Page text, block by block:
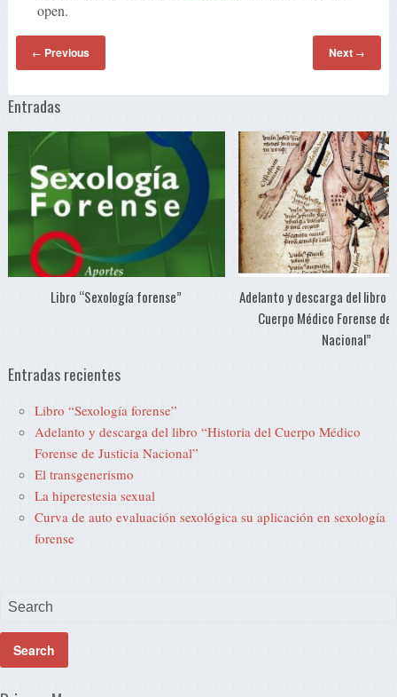
open.
← Previous Next →
Entradas
Libro “Sexología forense”
Adelanto y descarga del libro
Cuerpo Médico Forense
Nacional”
Entradas recientes
Libro “Sexología forense”
Adelanto y descarga del libro “Historia del Cuerpo Médico
Forense de Justicia Nacional”
El transgenerismo
La hiperestesia sexual
Curva de auto evaluación sexológica su aplicación en sexología
forense